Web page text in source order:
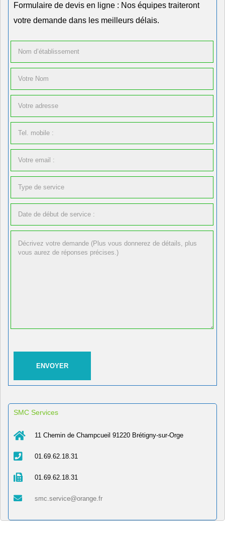
Formulaire de devis en ligne : Nos équipes traiteront
votre demande dans les meilleurs délais.
SMC Services
11 Chemin de Champcueil 91220 Brétigny-sur-Orge
01.69.62.18.31
01.69.62.18.31
smc.service@orange.fr